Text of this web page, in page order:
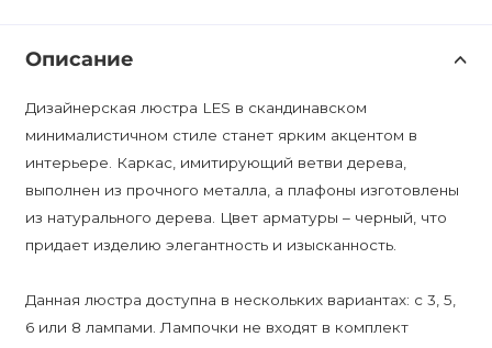
Описание
Дизайнерская люстра LES в скандинавском
минималистичном стиле станет ярким акцентом в
интерьере. Каркас, имитирующий ветви дерева,
выполнен из прочного металла, а плафоны изготовлены
из натурального дерева. Цвет арматуры – черный, что
придает изделию элегантность и изысканность.
Данная люстра доступна в нескольких вариантах: с 3, 5,
6 или 8 лампами. Лампочки не входят в комплект